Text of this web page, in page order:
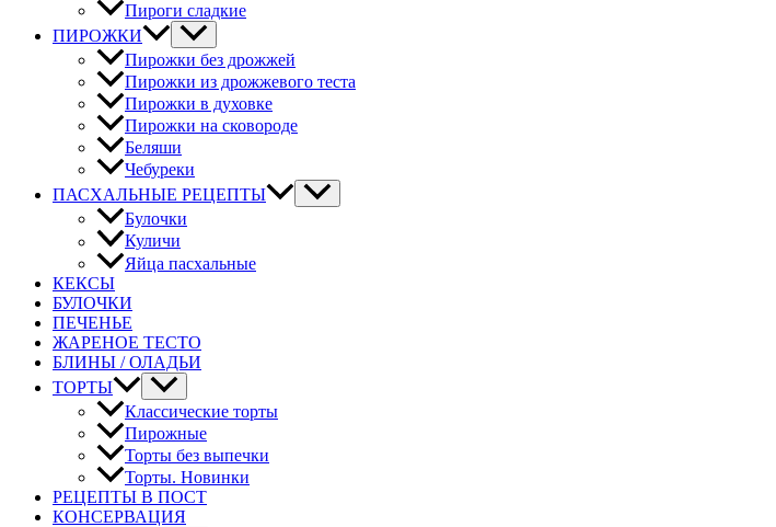
Пироги сладкие
ПИРОЖКИ
Пирожки без дрожжей
Пирожки из дрожжевого теста
Пирожки в духовке
Пирожки на сковороде
Беляши
Чебуреки
ПАСХАЛЬНЫЕ РЕЦЕПТЫ
Булочки
Куличи
Яйца пасхальные
КЕКСЫ
БУЛОЧКИ
ПЕЧЕНЬЕ
ЖАРЕНОЕ ТЕСТО
БЛИНЫ / ОЛАДЬИ
ТОРТЫ
Классические торты
Пирожные
Торты без выпечки
Торты. Новинки
РЕЦЕПТЫ В ПОСТ
КОНСЕРВАЦИЯ